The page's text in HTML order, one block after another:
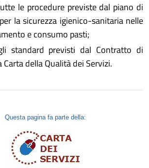
le procedure previste dal piano di
la sicurezza igienico-sanitaria nelle
e consumo pasti;
standard previsti dal Contratto di
Carta della Qualità dei Servizi.
Questa pagina fa parte della: